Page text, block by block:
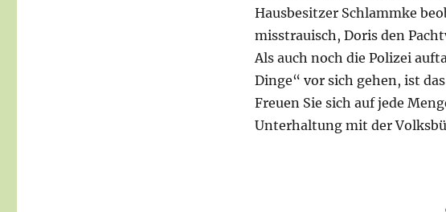
Hausbesitzer Schlammke
misstrauisch, Doris den
Als auch noch die Polizei
Dinge“ vor sich gehen, ist
Freuen Sie sich auf jede
Unterhaltung mit der